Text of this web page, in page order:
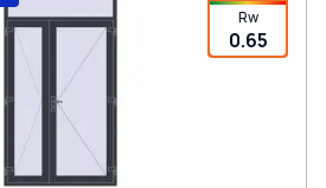
Rw
0.65